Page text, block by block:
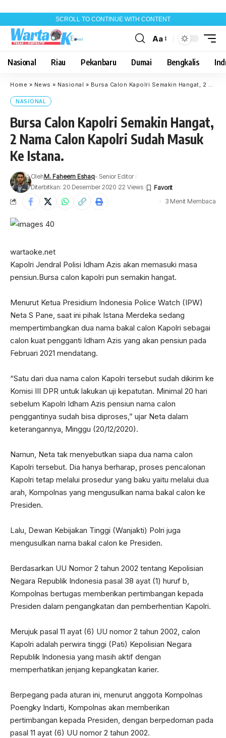
SCROLL TO CONTINUE WITH CONTENT
Font
Aa
Nasional Riau Pekanbaru Dumai Bengkalis
Home » News » Nasional » Bursa Calon Kapolri Semakin Hangat, 2 Nama Calon Kapolri Sudah Masuk Ke Istana.
NASIONAL
Bursa Calon Kapolri Semakin Hangat,
2 Nama Calon Kapolri Sudah Masuk
Ke Istana.
OlehM. Faheem Eshaq- Senior Editor
Diterbitkan: 20 Desember 2020 22 Views
3 Menit Membaca
wartaoke.net
Kapolri Jendral Polisi Idham Azis akan memasuki masa
pensiun.Bursa calon kapolri pun semakin hangat.
Menurut Ketua Presidium Indonesia Police Watch (IPW)
Neta S Pane, saat ini pihak Istana Merdeka sedang
mempertimbangkan dua nama bakal calon Kapolri sebagai
calon kuat pengganti Idham Azis yang akan pensiun pada
Februari 2021 mendatang.
“Satu dari dua nama calon Kapolri tersebut sudah dikirim ke
Komisi III DPR untuk lakukan uji kepatutan. Minimal 20 hari
sebelum Kapolri Idham Azis pensiun nama calon
penggantinya sudah bisa diproses,” ujar Neta dalam
keterangannya, Minggu (20/12/2020).
Namun, Neta tak menyebutkan siapa dua nama calon
Kapolri tersebut. Dia hanya berharap, proses pencalonan
Kapolri tetap melalui prosedur yang baku yaitu melalui dua
arah, Kompolnas yang mengusulkan nama bakal calon ke
Presiden.
Lalu, Dewan Kebijakan Tinggi (Wanjakti) Polri juga
mengusulkan nama bakal calon ke Presiden.
Berdasarkan UU Nomor 2 tahun 2002 tentang Kepolisian
Negara Republik Indonesia pasal 38 ayat (1) huruf b,
Kompolnas bertugas memberikan pertimbangan kepada
Presiden dalam pengangkatan dan pemberhentian Kapolri.
Merujuk pasal 11 ayat (6) UU nomor 2 tahun 2002, calon
Kapolri adalah perwira tinggi (Pati) Kepolisian Negara
Republik Indonesia yang masih aktif dengan
memperhatikan jenjang kepangkatan karier.
Berpegang pada aturan ini, menurut anggota Kompolnas
Poengky Indarti, Kompolnas akan memberikan
pertimbangan kepada Presiden, dengan berpedoman pada
pasal 11 ayat (6) UU nomor 2 tahun 2002.